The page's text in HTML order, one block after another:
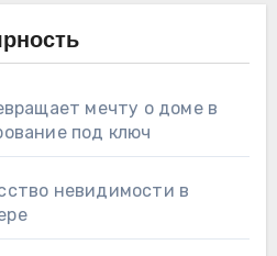
мечту о доме в
под ключ
невидимости в